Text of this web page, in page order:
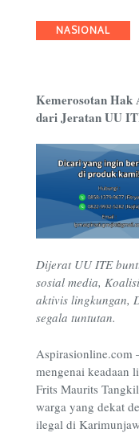
Categories
NASIONAL
Kemerosotan Hak
dari Jeratan UU
Dijerat UU ITE
sosial media,
aktivis lingkungan,
segala tuntutan.
Aspirasionline.com
mengenai keadaan
Frits Maurits
warga yang dekat
ilegal di